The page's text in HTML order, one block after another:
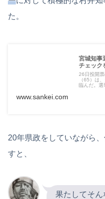
た。
宮城知事
チェック
26日投開
（65）は
臨んだ。選
www.sankei.com
20年県政をしていながら
すと、
果たしてそん